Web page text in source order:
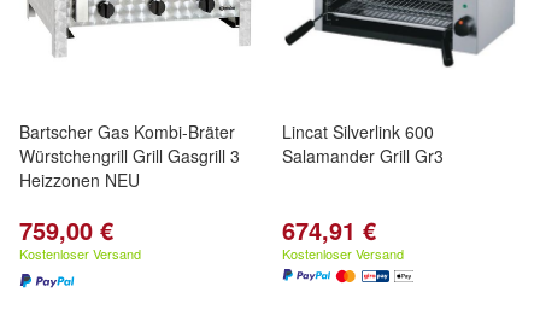
Bartscher Gas Kombi-Bräter
Würstchengrill Grill Gasgrill 3
Heizzonen NEU
759,00 €
Kostenloser Versand
Lincat Silverlink 600
Salamander Grill Gr3
674,91 €
Kostenloser Versand